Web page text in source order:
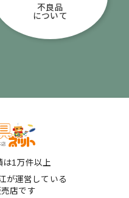
不良品
について
は1万件以上
が運営している
店です